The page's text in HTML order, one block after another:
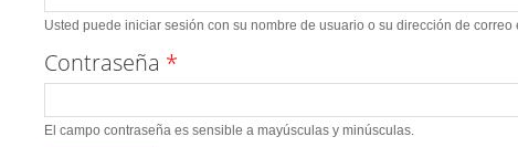
Usted puede iniciar sesión con su nombre de usuario o su dirección de correo
Contraseña *
El campo contraseña es sensible a mayúsculas y minúsculas.